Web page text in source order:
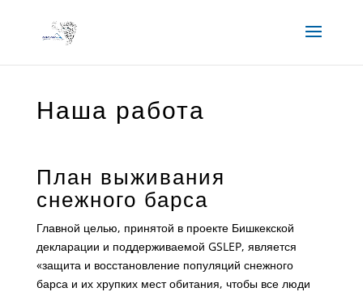
Наша работа
План выживания
снежного барса
Главной целью, принятой в проекте Бишкекской
декларации и поддерживаемой GSLEP, является
«защита и восстановление популяций снежного
барса и их хрупких мест обитания, чтобы все люди